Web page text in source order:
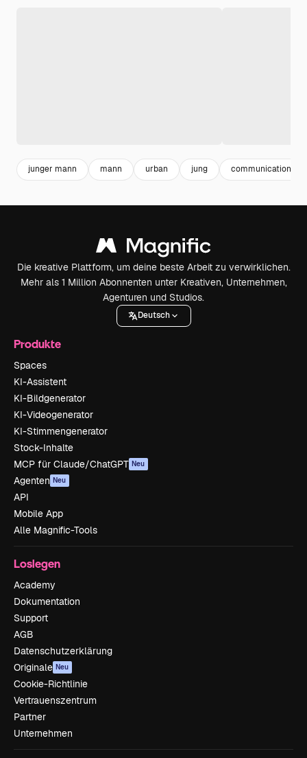
junger mann mann urban jung communication
Die kreative Plattform, um deine beste Arbeit zu verwirklichen.
Mehr als 1 Million Abonnenten unter Kreativen, Unternehmen,
Agenturen und Studios.
Deutsch
Produkte
Spaces
KI-Assistent
KI-Bildgenerator
KI-Videogenerator
KI-Stimmengenerator
Stock-Inhalte
MCP für Claude/ChatGPT Neu
Agenten Neu
API
Mobile App
Alle Magnific-Tools
Loslegen
Academy
Dokumentation
Support
AGB
Datenschutzerklärung
Originale Neu
Cookie-Richtlinie
Vertrauenszentrum
Partner
Unternehmen